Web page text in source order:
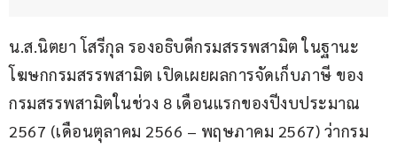
น.ส.นิตยา โสรีกุล รองอธิบดีกรมสรรพสามิต ในฐานะ
โฆษกกรมสรรพสามิต เปิดเผยผลการจัดเก็บภาษี ของ
กรมสรรพสามิตในช่วง 8 เดือนแรกของปีงบประมาณ
2567 (เดือนตุลาคม 2566 – พฤษภาคม 2567) ว่ากรม